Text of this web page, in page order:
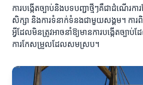
ការបង្កើតច្បាប់និងបទបញ្ជាថ្មីៗគឺជាដំណើរកា
សិក្សា និងការទំនាក់ទំនងជាមួយសង្គម។ ការ
អ្វីដែលមិនត្រូវអាចនាំឱ្យមានការបង្កើតច្បាប់
ការកែសម្រួលដែលសមស្រប។